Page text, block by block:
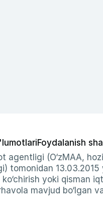
Foydalanish
(O‘zMAA,
tomonidan
yoki
mavjud bo‘lgan